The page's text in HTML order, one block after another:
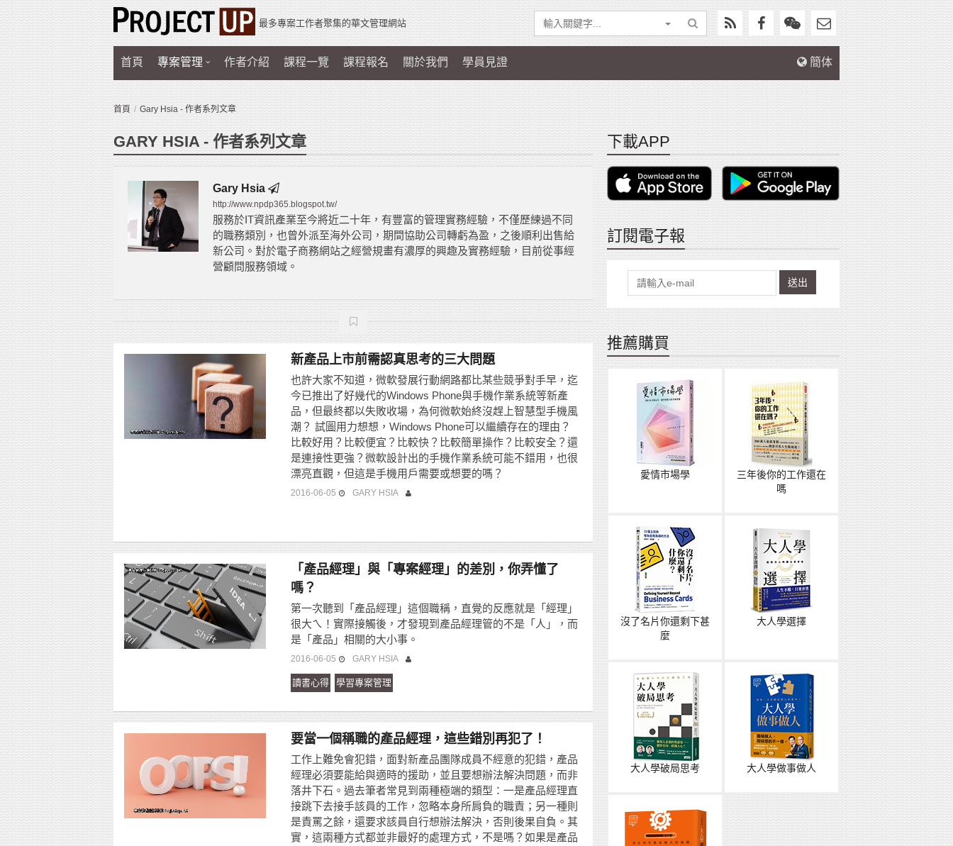
最多專案工作者聚集的華文管理網站
首頁 專案管理 作者介紹 課程一覽 課程報名 關於我們 學員見證 簡体
首頁 Gary Hsia - 作者系列文章
GARY HSIA - 作者系列文章
Gary Hsia
http://www.npdp365.blogspot.tw/
服務於IT資訊產業至今將近二十年，有豐富的管理實務經驗，不僅歷練過不同
的職務類別，也曾外派至海外公司，期間協助公司轉虧為盈，之後順利出售給
新公司。對於電子商務網站之經營規畫有濃厚的興趣及實務經驗，目前從事經
營顧問服務領域。
新產品上市前需認真思考的三大問題
也許大家不知道，微軟發展行動網路都比某些競爭對手早，迄
今已推出了好幾代的Windows Phone與手機作業系統等新產
品，但最終都以失敗收場，為何微軟始終沒趕上智慧型手機風
潮？ 試圖用力想想，Windows Phone可以繼續存在的理由？
比較好用？比較便宜？比較快？比較簡單操作？比較安全？還
是連接性更強？微軟設計出的手機作業系統可能不錯用，也很
漂亮直觀，但這是手機用戶需要或想要的嗎？
2016-06-05 GARY HSIA
「產品經理」與「專案經理」的差別，你弄懂了
嗎？
第一次聽到「產品經理」這個職稱，直覺的反應就是「經理」
很大ㄟ！實際接觸後，才發現到產品經理管的不是「人」，而
是「產品」相關的大小事。
2016-06-05 GARY HSIA
讀書心得 學習專案管理
要當一個稱職的產品經理，這些錯別再犯了！
工作上難免會犯錯，面對新產品團隊成員不經意的犯錯，產品
經理必須要能給與適時的援助，並且要想辦法解決問題，而非
落井下石。過去筆者常見到兩種極端的類型：一是產品經理直
接跳下去接手該員的工作，忽略本身所肩負的職責；另一種則
是責罵之餘，還要求該員自行想辦法解決，否則後果自負。其
實，這兩種方式都並非最好的處理方式，不是嗎？如果是產品
下載APP
訂閱電子報
送出
推薦購買
愛情市場學
三年後你的工作還在
嗎
沒了名片你還剩下甚
麼
大人學選擇
大人學破局思考 大人學做事做人